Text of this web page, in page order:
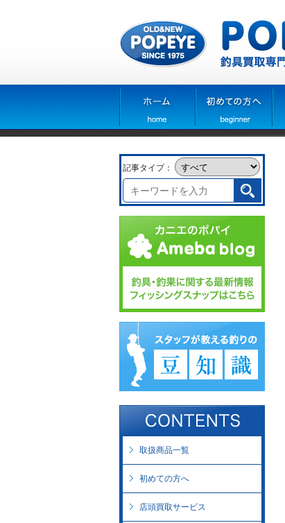
記事タイプ：
取扱商品一覧
初めての方へ
店頭買取サービス